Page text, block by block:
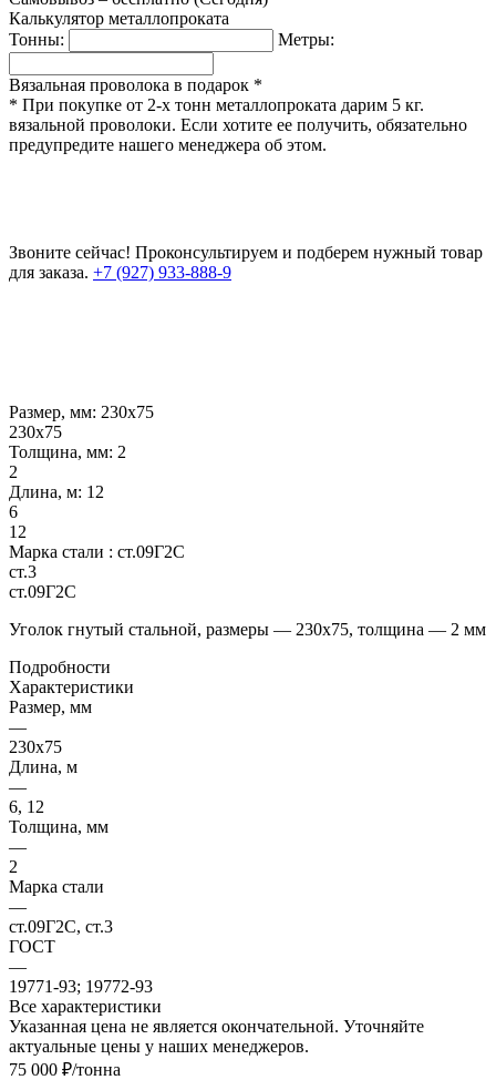
Калькулятор металлопроката
Тонны:
Метры:
Вязальная проволока в подарок *
* При покупке от 2-х тонн металлопроката дарим 5 кг.
вязальной проволоки. Если хотите ее получить, обязательно
предупредите нашего менеджера об этом.
Звоните сейчас! Проконсультируем и подберем нужный товар
для заказа. +7 (927) 933-888-9
Размер, мм: 230х75
230х75
Толщина, мм: 2
2
Длина, м: 12
6
12
Марка стали : ст.09Г2С
ст.3
ст.09Г2С
Уголок гнутый стальной, размеры — 230х75, толщина — 2 мм
Подробности
Характеристики
Размер, мм
—
230х75
Длина, м
—
6, 12
Толщина, мм
—
2
Марка стали
—
ст.09Г2С, ст.3
ГОСТ
—
19771-93; 19772-93
Все характеристики
Указанная цена не является окончательной. Уточняйте
актуальные цены у наших менеджеров.
75 000 ₽/тонна